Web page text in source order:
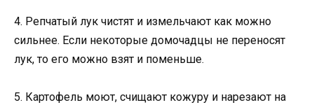
4. Репчатый лук чистят и измельчают как можно
сильнее. Если некоторые домочадцы не переносят
лук, то его можно взят и поменьше.
5. Картофель моют, счищают кожуру и нарезают на